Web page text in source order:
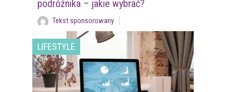
podróżnika – jakie wybrać?
Tekst sponsorowany
LIFESTYLE